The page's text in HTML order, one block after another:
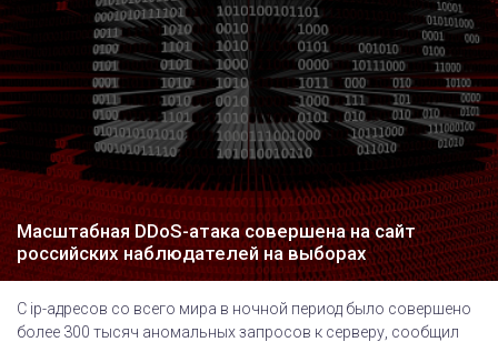
Масштабная DDoS-атака совершена на сайт
российских наблюдателей на выборах
С ip-адресов со всего мира в ночной период было совершено
более 300 тысяч аномальных запросов к серверу, сообщил